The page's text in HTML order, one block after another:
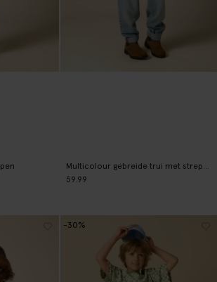
Multicolour gebreide trui met strepen
59.99
-30%